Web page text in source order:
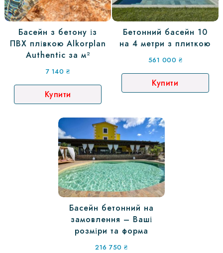
Басейн з бетону із
ПВХ плівкою Alkorplan
Authentic за м²
7 140 ₴
Купити
Бетонний басейн 10
на 4 метри з плиткою
561 000 ₴
Купити
Басейн бетонний на
замовлення – Ваші
розміри та форма
216 750₴